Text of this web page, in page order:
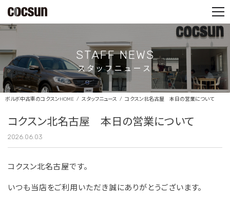
STAFF NEWS
スタッフニュース
ボルボ中古車のコクスンHOME スタッフニュース コクスン北名古屋 本日の営業について
コクスン北名古屋 本日の営業について
2026.06.03
コクスン北名古屋です。
いつも当店をご利用いただき誠にありがとうございます。